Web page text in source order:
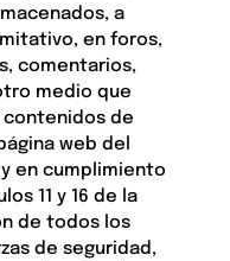
a
en foros,
comentarios,
medio que
de
web del
y en cumplimiento
11 y 16 de la
de todos los
de seguridad,